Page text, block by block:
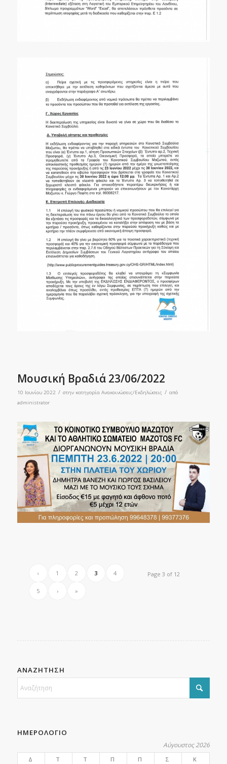
Μουσική Βραδιά 23/06/2022
10 Ιουνίου 2022 / στην κατηγορία Ανακοινώσεις/Εκδηλώσεις / από
administrator
Page 3 of 12
‹ 1 2 3 4
5 › »
ΑΝΑΖΗΤΗΣΗ
ΗΜΕΡΟΛΟΓΙΟ
Αύγουστος 2026
Δ Τ Τ Π Π Σ
Κ